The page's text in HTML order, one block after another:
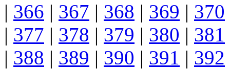
| 366 | 367 | 368 | 369 | 370
| 377 | 378 | 379 | 380 | 381
| 388 | 389 | 390 | 391 | 392